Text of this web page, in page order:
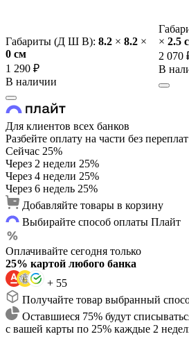
Габариты (Д Ш В): 8.2 × 8.2 ×
0 cм
1 290 ₽
В наличии
× 2.5
2 070
В
Для клиентов всех банков
Разбейте оплату на части без переплат
Сейчас 25%
Через 2 недели 25%
Через 4 недели 25%
Через 6 недель 25%
Добавляйте товары в корзину
Выбирайте способ оплаты Плайт
Оплачивайте сегодня только
25% картой любого банка
+ 55
Получайте товар выбранный
Оставшиеся 75% будут
с вашей карты по 25% каждые 2